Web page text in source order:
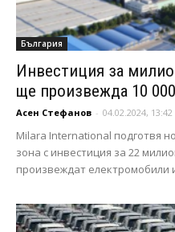
България
Инвестиция за
ще произвежда 10
Асен Стефанов - 04.02.2024, 13:42
Milara International подготвя
зона с инвестиция за 22
произвеждат електромобили